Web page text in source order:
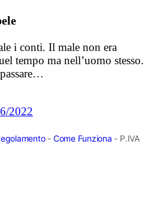
i conti. Il male non era
tempo ma nell’uomo stesso.
2022
- Come Funziona - P.IVA